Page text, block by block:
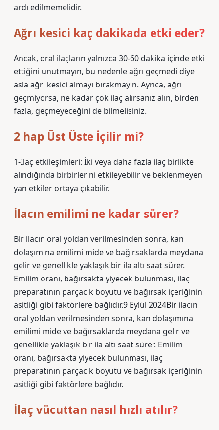
ardı edilmemelidir.
Ağrı kesici kaç dakikada etki eder?
Ancak, oral ilaçların yalnızca 30-60 dakika içinde etki
ettiğini unutmayın, bu nedenle ağrı geçmedi diye
asla ağrı kesici almayı bırakmayın. Ayrıca, ağrı
geçmiyorsa, ne kadar çok ilaç alırsanız alın, birden
fazla, geçmeyeceğini de bilmelisiniz.
2 hap Üst Üste İçilir mi?
1-İlaç etkileşimleri: İki veya daha fazla ilaç birlikte
alındığında birbirlerini etkileyebilir ve beklenmeyen
yan etkiler ortaya çıkabilir.
İlacın emilimi ne kadar sürer?
Bir ilacın oral yoldan verilmesinden sonra, kan
dolaşımına emilimi mide ve bağırsaklarda meydana
gelir ve genellikle yaklaşık bir ila altı saat sürer.
Emilim oranı, bağırsakta yiyecek bulunması, ilaç
preparatının parçacık boyutu ve bağırsak içeriğinin
asitliği gibi faktörlere bağlıdır.9 Eylül 2024Bir ilacın
oral yoldan verilmesinden sonra, kan dolaşımına
emilimi mide ve bağırsaklarda meydana gelir ve
genellikle yaklaşık bir ila altı saat sürer. Emilim
oranı, bağırsakta yiyecek bulunması, ilaç
preparatının parçacık boyutu ve bağırsak içeriğinin
asitliği gibi faktörlere bağlıdır.
İlaç vücuttan nasıl hızlı atılır?